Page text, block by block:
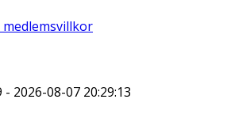
- 2026-08-07 20:29:13